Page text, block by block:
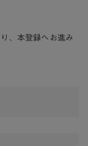
、本登録へお進み